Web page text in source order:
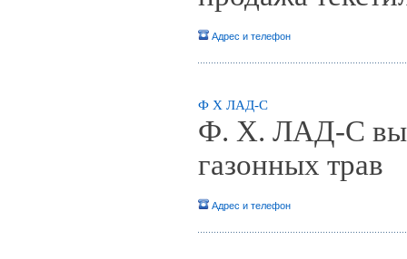
Адрес и телефон
Ф Х ЛАД-С
Ф. Х. ЛАД-С
газонных трав
Адрес и телефон